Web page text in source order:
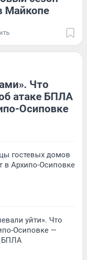
Майкопе
Что
атаке БПЛА
Осиповке
гостевых домов
в Архипо-Осиповке
уйти». Что
Осиповке —
БПЛА